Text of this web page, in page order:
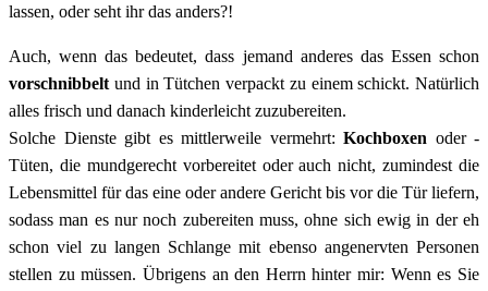
lassen, oder seht ihr das anders?!
Auch, wenn das bedeutet, dass jemand anderes das Essen schon
vorschnibbelt und in Tütchen verpackt zu einem schickt. Natürlich
alles frisch und danach kinderleicht zuzubereiten.
Solche Dienste gibt es mittlerweile vermehrt: Kochboxen oder -
Tüten, die mundgerecht vorbereitet oder auch nicht, zumindest die
Lebensmittel für das eine oder andere Gericht bis vor die Tür liefern,
sodass man es nur noch zubereiten muss, ohne sich ewig in der eh
schon viel zu langen Schlange mit ebenso angenervten Personen
stellen zu müssen. Übrigens an den Herrn hinter mir: Wenn es Sie